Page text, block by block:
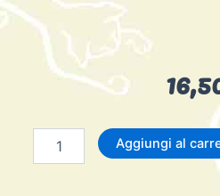
Aggiungi al